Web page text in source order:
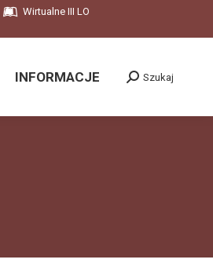
Wirtualne III LO
INFORMACJE Szukaj:
Szukaj